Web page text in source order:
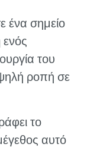
ένα σημείο
του
ροπή σε
το
αυτό